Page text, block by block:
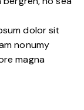
dolor sit
nonumy
magna